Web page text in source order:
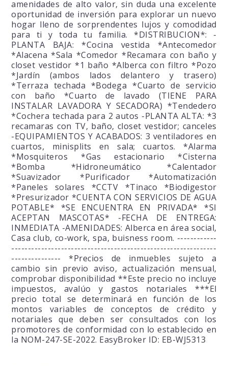
amenidades de alto valor, sin duda una excelente
oportunidad de inversión para explorar un nuevo
hogar lleno de sorprendentes lujos y comodidad
para ti y toda tu familia. *DISTRIBUCION*: -
PLANTA BAJA: *Cocina vestida *Antecomedor
*Alacena *Sala *Comedor *Recamara con baño y
closet vestidor *1 baño *Alberca con filtro *Pozo
*Jardín (ambos lados delantero y trasero)
*Terraza techada *Bodega *Cuarto de servicio
con baño *Cuarto de lavado (TIENE PARA
INSTALAR LAVADORA Y SECADORA) *Tendedero
*Cochera techada para 2 autos -PLANTA ALTA: *3
recamaras con TV, baño, closet vestidor; canceles
-EQUIPAMIENTOS Y ACABADOS: 3 ventiladores en
cuartos, minisplits en sala; cuartos. *Alarma
*Mosquiteros *Gas estacionario *Cisterna
*Bomba *Hidroneumático *Calentador
*Suavizador *Purificador *Automatización
*Paneles solares *CCTV *Tinaco *Biodigestor
*Presurizador *CUENTA CON SERVICIOS DE AGUA
POTABLE* *SE ENCUENTRA EN PRIVADA* *SI
ACEPTAN MASCOTAS* -FECHA DE ENTREGA:
INMEDIATA -AMENIDADES: Alberca en área social,
Casa club, co-work, spa, buisness room. ------------
--------------------------------------------------------------
--------------- *Precios de inmuebles sujeto a
cambio sin previo aviso, actualización mensual,
comprobar disponibilidad **Este precio no incluye
impuestos, avalúo y gastos notariales ***El
precio total se determinará en función de los
montos variables de conceptos de crédito y
notariales que deben ser consultados con los
promotores de conformidad con lo establecido en
la NOM-247-SE-2022. EasyBroker ID: EB-WJ5313